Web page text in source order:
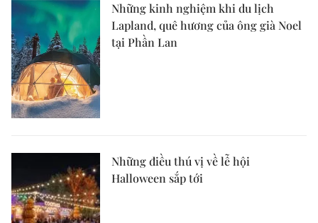
Những kinh nghiệm khi du lịch
Lapland, quê hương của ông già Noel
tại Phần Lan
Những điều thú vị về lễ hội
Halloween sắp tới